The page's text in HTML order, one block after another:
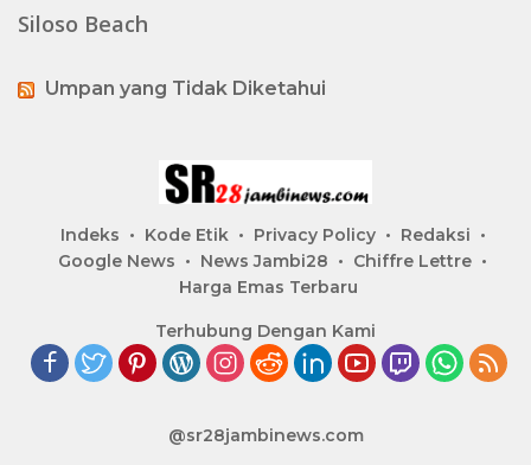
Siloso Beach
Umpan yang Tidak Diketahui
Indeks Kode Etik Privacy Policy
Redaksi
Google News
News Jambi28
Chiffre Lettre
Harga Emas Terbaru
Terhubung Dengan Kami
@sr28jambinews.com